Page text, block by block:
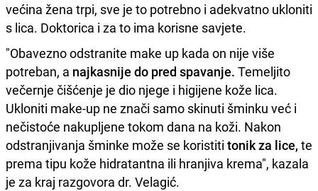
većina žena trpi, sve je to potrebno i adekvatno ukloniti
s lica. Doktorica i za to ima korisne savjete.
"Obavezno odstranite make up kada on nije više
potreban, a najkasnije do pred spavanje. Temeljito
večernje čišćenje je dio njege i higijene kože lica.
Ukloniti make-up ne znači samo skinuti šminku već i
nečistoće nakupljene tokom dana na koži. Nakon
odstranjivanja šminke može se koristiti tonik za lice, te
prema tipu kože hidratantna ili hranjiva krema", kazala
je za kraj razgovora dr. Velagić.